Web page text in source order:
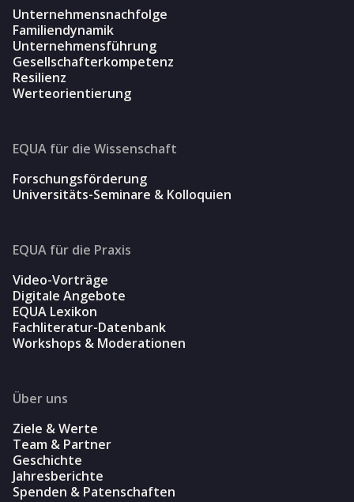
Unternehmensnachfolge
Familiendynamik
Unternehmensführung
Gesellschafterkompetenz
Resilienz
Werteorientierung
EQUA für die Wissenschaft
Forschungsförderung
Universitäts-Seminare & Kolloquien
EQUA für die Praxis
Video-Vorträge
Digitale Angebote
EQUA Lexikon
Fachliteratur-Datenbank
Workshops & Moderationen
Über uns
Ziele & Werte
Team & Partner
Geschichte
Jahresberichte
Spenden & Patenschaften